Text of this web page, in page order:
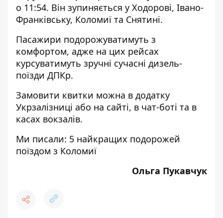
о 11:54. Він зупиняється у Ходорові, Івано-
Франківську, Коломиї та Снятині.
Пасажири подорожуватимуть з
комфортом, адже на цих рейсах
курсуватимуть зручні сучасні дизель-
поїзди ДПКр.
Замовити квитки можна в додатку
Укрзалізниці або на сайті, в чат-боті та в
касах вокзалів.
Ми писали: 5 найкращих подорожей
поїздом з Коломиї
Ольга Пукавчук